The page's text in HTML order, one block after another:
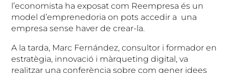
l’economista ha exposat com Reempresa és un
model d’emprenedoria on pots accedir a una
empresa sense haver de crear-la.
A la tarda, Marc Fernández, consultor i formador en
estratègia, innovació i màrqueting digital, va
realitzar una conferència sobre com gener idees